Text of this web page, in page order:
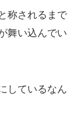
と称されるまで
舞い込んでい
しているなん